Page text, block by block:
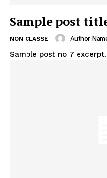
Sample post
NON CLASSÉ Author
Sample post no 7 excerpt.